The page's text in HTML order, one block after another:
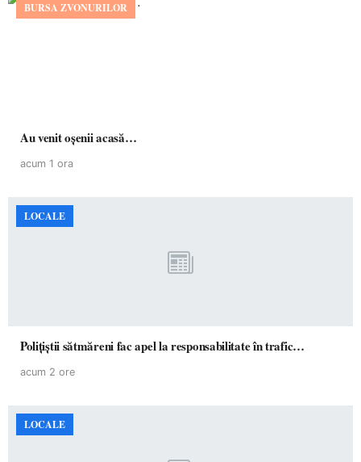
BURSA ZVONURILOR
Au venit oșenii acasă…
acum 1 ora
LOCALE
Polițiștii sătmăreni fac apel la responsabilitate în trafic…
acum 2 ore
LOCALE